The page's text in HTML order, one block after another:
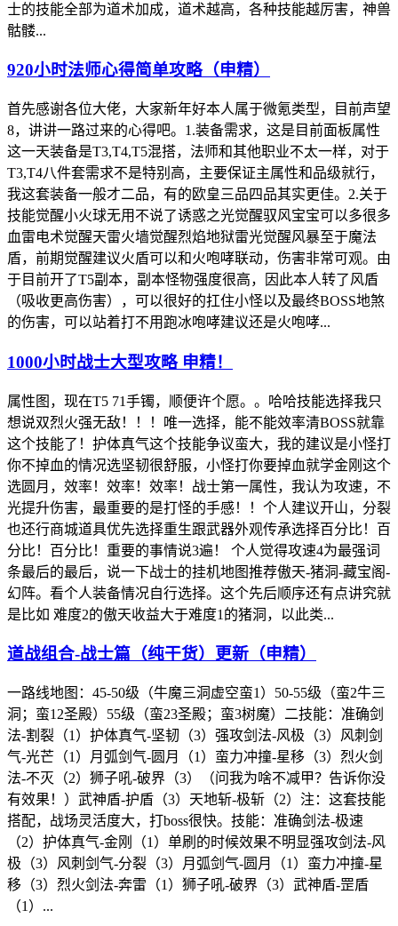
士的技能全部为道术加成，道术越高，各种技能越厉害，神兽
骷髅...
920小时法师心得简单攻略（申精）
首先感谢各位大佬，大家新年好本人属于微氪类型，目前声望
8，讲讲一路过来的心得吧。1.装备需求，这是目前面板属性
这一天装备是T3,T4,T5混搭，法师和其他职业不太一样，对于
T3,T4八件套需求不是特别高，主要保证主属性和品级就行，
我这套装备一般才二品，有的欧皇三品四品其实更佳。2.关于
技能觉醒小火球无用不说了诱惑之光觉醒驭风宝宝可以多很多
血雷电术觉醒天雷火墙觉醒烈焰地狱雷光觉醒风暴至于魔法
盾，前期觉醒建议火盾可以和火咆哮联动，伤害非常可观。由
于目前开了T5副本，副本怪物强度很高，因此本人转了风盾
（吸收更高伤害），可以很好的扛住小怪以及最终BOSS地煞
的伤害，可以站着打不用跑冰咆哮建议还是火咆哮...
1000小时战士大型攻略 申精！
属性图，现在T5 71手镯，顺便许个愿。。哈哈技能选择我只
想说双烈火强无敌！！！唯一选择，能不能效率清BOSS就靠
这个技能了！护体真气这个技能争议蛮大，我的建议是小怪打
你不掉血的情况选坚韧很舒服，小怪打你要掉血就学金刚这个
选圆月，效率！效率！效率！战士第一属性，我认为攻速，不
光提升伤害，最重要的是打怪的手感！！个人建议开山，分裂
也还行商城道具优先选择重生跟武器外观传承选择百分比！百
分比！百分比！重要的事情说3遍！ 个人觉得攻速4为最强词
条最后的最后，说一下战士的挂机地图推荐傲天-猪洞-藏宝阁-
幻阵。看个人装备情况自行选择。这个先后顺序还有点讲究就
是比如 难度2的傲天收益大于难度1的猪洞，以此类...
道战组合-战士篇（纯干货）更新（申精）
一路线地图：45-50级（牛魔三洞虚空蛮1）50-55级（蛮2牛三
洞；蛮12圣殿）55级（蛮23圣殿；蛮3树魔）二技能：准确剑
法-割裂（1）护体真气-坚韧（3）强攻剑法-风极（3）风刺剑
气-光芒（1）月弧剑气-圆月（1）蛮力冲撞-星移（3）烈火剑
法-不灭（2）狮子吼-破界（3）（问我为啥不减甲？告诉你没
有效果！）武神盾-护盾（3）天地斩-极斩（2）注：这套技能
搭配，战场灵活度大，打boss很快。技能：准确剑法-极速
（2）护体真气-金刚（1）单刷的时候效果不明显强攻剑法-风
极（3）风刺剑气-分裂（3）月弧剑气-圆月（1）蛮力冲撞-星
移（3）烈火剑法-奔雷（1）狮子吼-破界（3）武神盾-罡盾
（1）...